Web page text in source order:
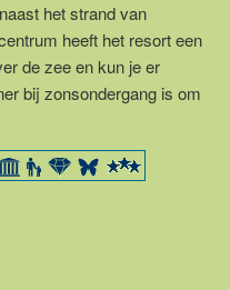
het strand van
heeft het resort een
de zee en kun je er
bij zonsondergang is om